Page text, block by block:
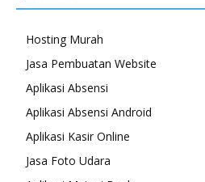
Hosting Murah
Jasa Pembuatan Website
Aplikasi Absensi
Aplikasi Absensi Android
Aplikasi Kasir Online
Jasa Foto Udara